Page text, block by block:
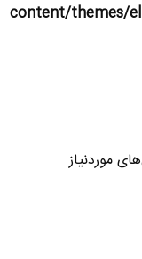
content/themes/
موردنیاز